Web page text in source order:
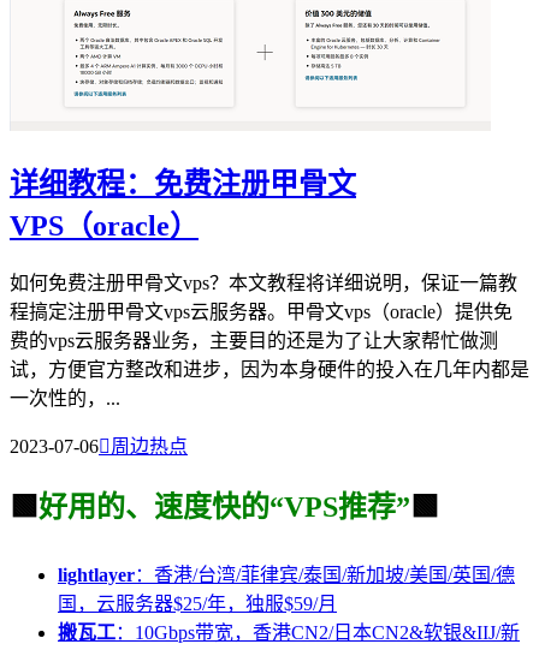
详细教程：免费注册甲骨文
VPS（oracle）
如何免费注册甲骨文vps？本文教程将详细说明，保证一篇教
程搞定注册甲骨文vps云服务器。甲骨文vps（oracle）提供免
费的vps云服务器业务，主要目的还是为了让大家帮忙做测
试，方便官方整改和进步，因为本身硬件的投入在几年内都是
一次性的，...
2023-07-06周边热点
🟩 好用的、速度快的“VPS推荐” 🟩
lightlayer：香港/台湾/菲律宾/泰国/新加坡/美国/英国/德
国，云服务器$25/年，独服$59/月
搬瓦工：10Gbps带宽，香港CN2/日本CN2&软银&IIJ/新